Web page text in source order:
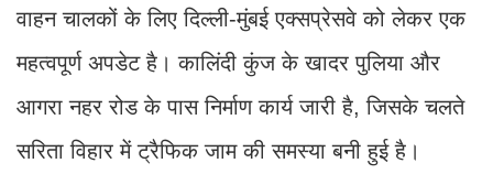
वाहन चालकों के लिए दिल्ली-मुंबई एक्सप्रेसवे को लेकर एक
महत्वपूर्ण अपडेट है। कालिंदी कुंज के खादर पुलिया और
आगरा नहर रोड के पास निर्माण कार्य जारी है, जिसके चलते
सरिता विहार में ट्रैफिक जाम की समस्या बनी हुई है।